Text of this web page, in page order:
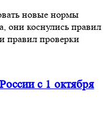
новые нормы
они коснулись правил
правил проверки
с 1 октября